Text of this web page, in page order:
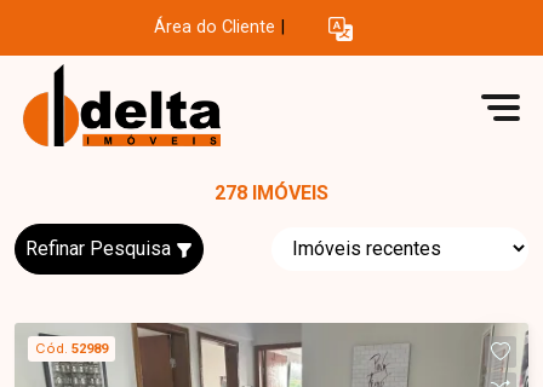
Área do Cliente
278 IMÓVEIS
Refinar Pesquisa
Cód. 52989